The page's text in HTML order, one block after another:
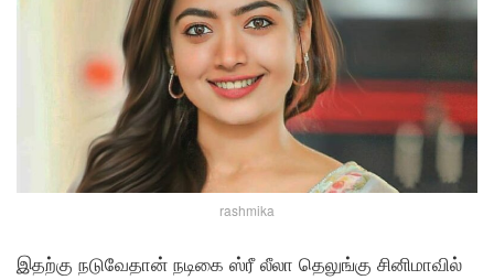
rashmika
இதற்கு நடுவேதான் நடிகை ஸ்ரீ லீலா தெலுங்கு சினிமாவில்